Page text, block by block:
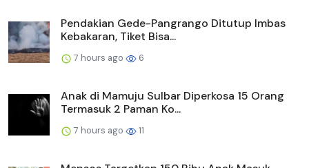
Pendakian Gede-Pangrango Ditutup Imbas
Kebakaran, Tiket Bisa...
7 hours ago 6
Anak di Mamuju Sulbar Diperkosa 15 Orang
Termasuk 2 Paman Ko...
7 hours ago 11